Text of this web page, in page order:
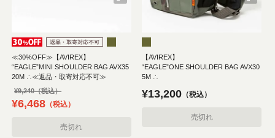
≪30%OFF≫【AVIREX】
“EAGLE”MINI SHOULDER BAG AVX35
20M ∴≪返品・取寄対応不可≫
¥9,240
¥6,468 税込
売切れ
【AVIREX】
“EAGLE”ONE SHOULDER BAG AVX30
5M ∴
¥13,200 税込
売切れ